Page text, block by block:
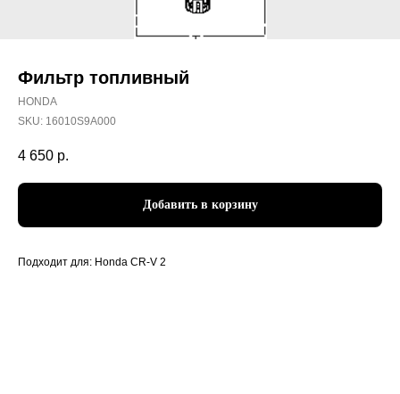
Фильтр топливный
HONDA
SKU: 16010S9A000
4 650 р.
Добавить в корзину
Подходит для: Honda CR-V 2